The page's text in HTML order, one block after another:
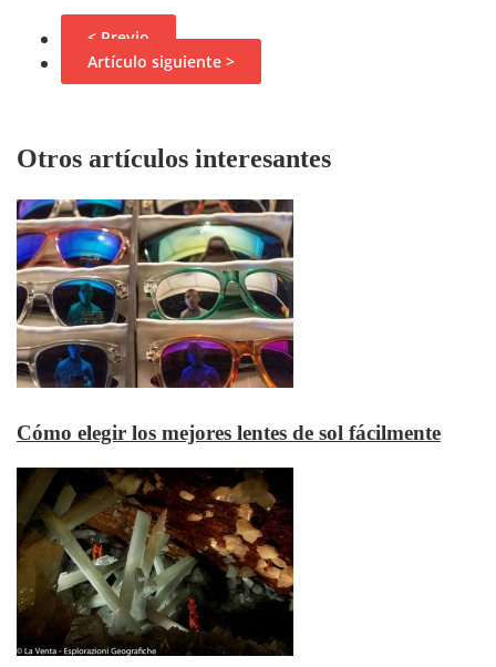
< Previo
Artículo siguiente >
Otros artículos interesantes
Cómo elegir los mejores lentes de sol fácilmente